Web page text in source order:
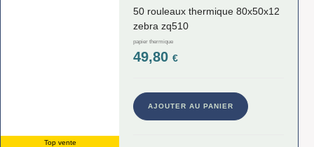
Top vente
50 rouleaux thermique 80x50x12
zebra zq510
papier thermique
49,80€
AJOUTER AU PANIER